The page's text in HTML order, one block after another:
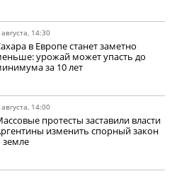
14:30
в Европе станет заметно
урожай может упасть до
за 10 лет
14:00
протесты заставили власти
изменить спорный закон
земле